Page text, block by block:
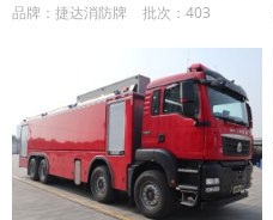
品牌：捷达消防牌 批次：403